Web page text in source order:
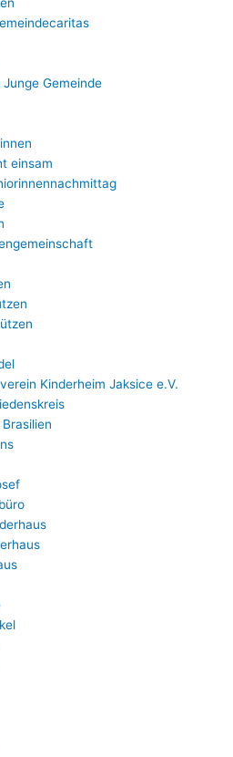
Gemeinde
einsam
Kinderheim Jaksice e.V.